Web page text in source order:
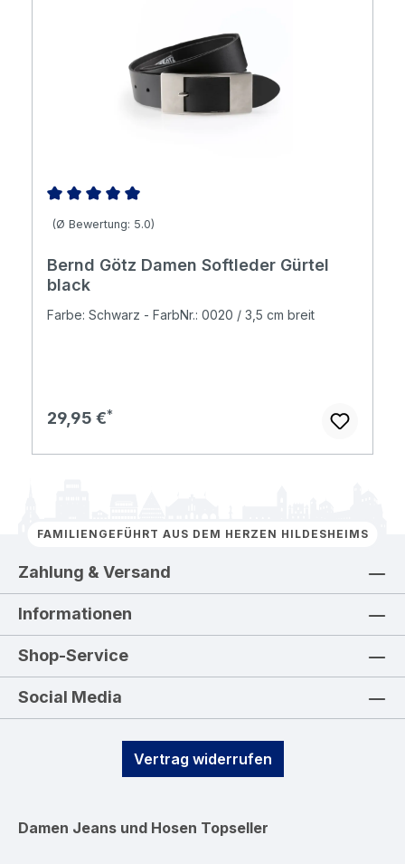
Durchschnittliche Bewertung von 5 von 5 Sternen
(Ø Bewertung: 5.0)
Bernd Götz Damen Softleder Gürtel
black
Farbe: Schwarz - FarbNr.: 0020 / 3,5 cm breit
Regulärer Preis:
29,95 €
FAMILIENGEFÜHRT AUS DEM HERZEN HILDESHEIMS
Zahlung & Versand
Informationen
Shop-Service
Social Media
Vertrag widerrufen
Damen Jeans und Hosen Topseller